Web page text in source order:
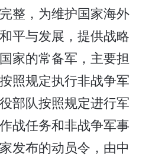
整，为维护国家海外
平与发展，提供战略
家的常备军，主要担
照规定执行非战争军
部队按照规定进行军
战任务和非战争军事
发布的动员令，由中